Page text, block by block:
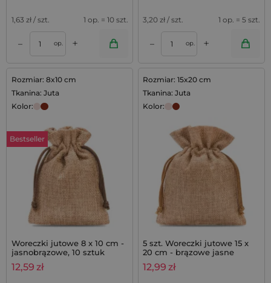
1,63 zł / szt. 1 op. = 10 szt.
– op. +
3,20 zł / szt. 1 op. = 5 szt.
– op. +
Rozmiar: 8x10 cm
Tkanina: Juta
Kolor:
Bestseller
Woreczki jutowe 8 x 10 cm -
jasnobrązowe, 10 sztuk
12,59 zł
Rozmiar: 15x20 cm
Tkanina: Juta
Kolor:
5 szt. Woreczki jutowe 15 x
20 cm - brązowe jasne
12,99 zł